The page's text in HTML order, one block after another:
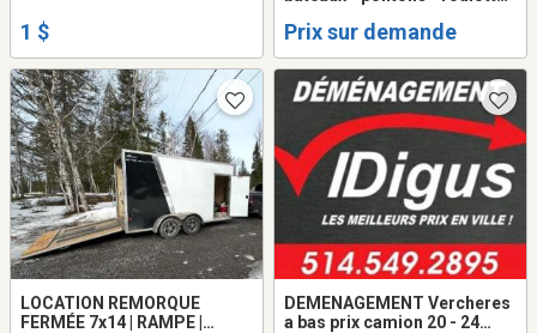
1 $ Prix sur demande
LOCATION REMORQUE
FERMÉE 7x14 | RAMPE |
DEMENAGEMENT Vercheres
a bas prix camion 20 - 24